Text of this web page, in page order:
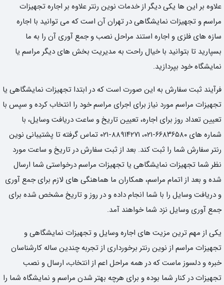
علاوه بر این ها یکی دیگر از خدمات نوین رنتر علاوه بر اجاره تجهیزات
مراسم و تجهیزات نمایشگاهی در تهران آن است که می توانید با اجاره
سازه های فلزی و اجاره استند مراحل نصب و جمع آوری آن را به ما
بسپارید تا بتوانید با خیال راحت به مدیریت بخش های دیگر مراسم یا
نمایشگاه خود بپردازید.
فرآیند ثبت سفارش به این صورت است که در ابتدا تجهیزات نمایشگاهی یا
تجهیزات مراسم مورد نیاز برای اجرای مراسم خود را انتخاب کرده و سپس با
تعیین تعداد روز برای اجاره، تعیین تاریخ و ساعت دریافت وسایل، با
شماره های ۶۶۸۳۶۵۸۰-۰۲۱، ۸۸۹۱۴۲۷۱-۰۲۱ تماس گرفته تا پشتیبانی نوین
رنتر سفارش شما را ثبت کند. بعد از ثبت سفارش در تاریخ و ساعت مورد
نظر شما تجهیزات نمایشگاهی یا تجهیزات مراسم درخواستی شما ارسال
شده و بعد از اتمام مراسم، همکاران ما هماهنگی های لازم برای جمع آوری
و دریافت وسایل را با شما انجام داده و در روز و تاریخ مشخص شده برای
جمع آوری وسایل نزد شما خواهند آمد.
یکی از مهم ترین مزیت های اجاره وسایل و تجهیزات نمایشگاهی و
تجهیزات مراسم از نوین رنتر برخورداری از تجربه چندین ساله کارشناسان
خبره و دلسوز ماست که در همه مراحل اعم از انتخاب، ارسال و نصب
تجهیزات در کنار شما بوده و برای هرچه بهتر شدن مراسم و نمایشگاه شما را